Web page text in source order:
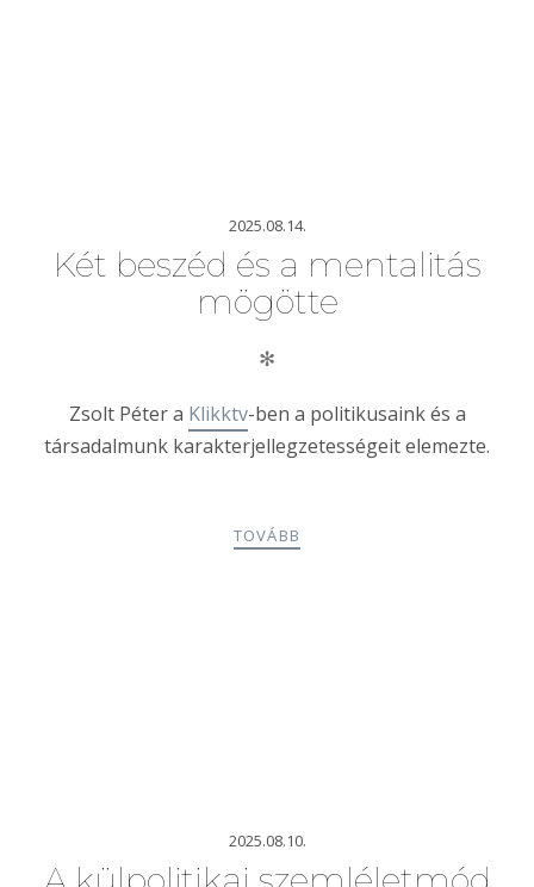
2025.08.14.
Két beszéd és a mentalitás
mögötte
✻
Zsolt Péter a Klikktv-ben a politikusaink és a
társadalmunk karakterjellegzetességeit elemezte.
TOVÁBB
2025.08.10.